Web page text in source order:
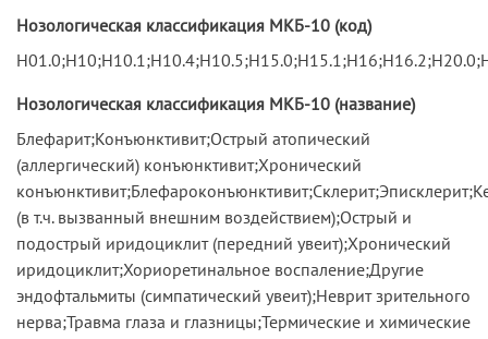
Нозологическая классификация МКБ-10 (код)
Нозологическая классификация МКБ-10 (название)
Блефарит;Конъюнктивит;Острый атопический
(аллергический) конъюнктивит;Хронический
(в т.ч. вызванный внешним воздействием);Острый и
подострый иридоциклит (передний увеит);Хронический
иридоциклит;Хориоретинальное воспаление;Другие
эндофтальмиты (симпатический увеит);Неврит зрительного
нерва;Травма глаза и глазницы;Термические и химические